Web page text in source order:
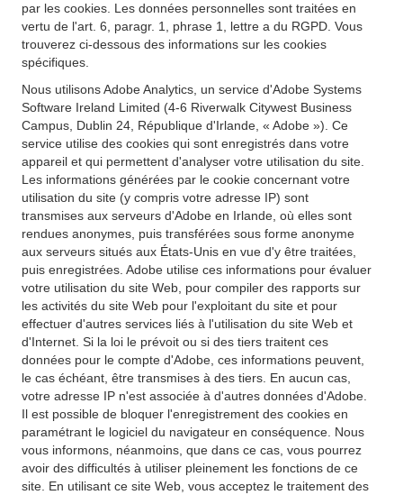
par les cookies. Les données personnelles sont traitées en
vertu de l'art. 6, paragr. 1, phrase 1, lettre a du RGPD. Vous
trouverez ci-dessous des informations sur les cookies
spécifiques.
Nous utilisons Adobe Analytics, un service d'Adobe Systems
Software Ireland Limited (4-6 Riverwalk Citywest Business
Campus, Dublin 24, République d'Irlande, « Adobe »). Ce
service utilise des cookies qui sont enregistrés dans votre
appareil et qui permettent d'analyser votre utilisation du site.
Les informations générées par le cookie concernant votre
utilisation du site (y compris votre adresse IP) sont
transmises aux serveurs d'Adobe en Irlande, où elles sont
rendues anonymes, puis transférées sous forme anonyme
aux serveurs situés aux États-Unis en vue d'y être traitées,
puis enregistrées. Adobe utilise ces informations pour évaluer
votre utilisation du site Web, pour compiler des rapports sur
les activités du site Web pour l'exploitant du site et pour
effectuer d'autres services liés à l'utilisation du site Web et
d'Internet. Si la loi le prévoit ou si des tiers traitent ces
données pour le compte d'Adobe, ces informations peuvent,
le cas échéant, être transmises à des tiers. En aucun cas,
votre adresse IP n'est associée à d'autres données d'Adobe.
Il est possible de bloquer l'enregistrement des cookies en
paramétrant le logiciel du navigateur en conséquence. Nous
vous informons, néanmoins, que dans ce cas, vous pourrez
avoir des difficultés à utiliser pleinement les fonctions de ce
site. En utilisant ce site Web, vous acceptez le traitement des